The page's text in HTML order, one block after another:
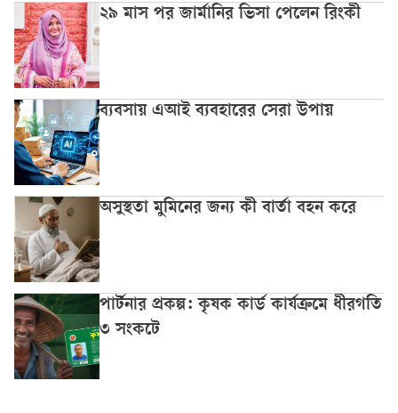
২৯ মাস পর জার্মানির ভিসা পেলেন রিংকী
ব্যবসায় এআই ব্যবহারের সেরা উপায়
অসুস্থতা মুমিনের জন্য কী বার্তা বহন করে
পার্টনার প্রকল্প: কৃষক কার্ড কার্যক্রমে ধীরগতি
৩ সংকটে